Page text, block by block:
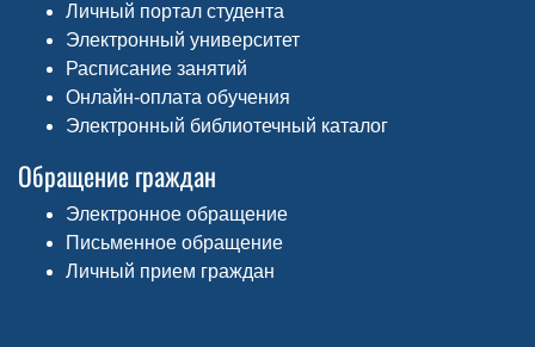
Личный портал студента
Электронный университет
Расписание занятий
Онлайн-оплата обучения
Электронный библиотечный каталог
Обращение граждан
Электронное обращение
Письменное обращение
Личный прием граждан